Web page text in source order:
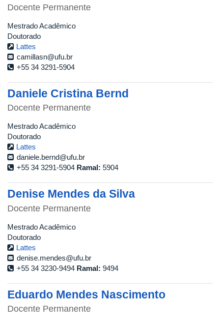
Docente Permanente
Mestrado Acadêmico
Doutorado
Lattes
camillasn@ufu.br
+55 34 3291-5904
Daniele Cristina Bernd
Docente Permanente
Mestrado Acadêmico
Doutorado
Lattes
daniele.bernd@ufu.br
+55 34 3291-5904 Ramal: 5904
Denise Mendes da Silva
Docente Permanente
Mestrado Acadêmico
Doutorado
Lattes
denise.mendes@ufu.br
+55 34 3230-9494 Ramal: 9494
Eduardo Mendes Nascimento
Docente Permanente